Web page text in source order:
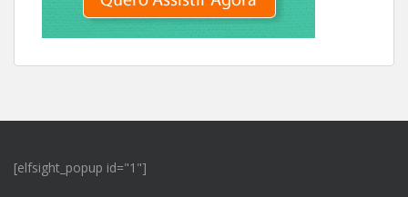
[elfsight_popup id="1"]